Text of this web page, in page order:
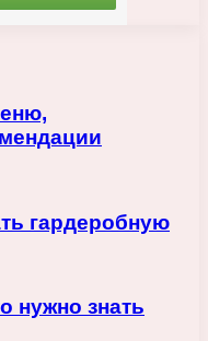
гардеробную
нужно знать